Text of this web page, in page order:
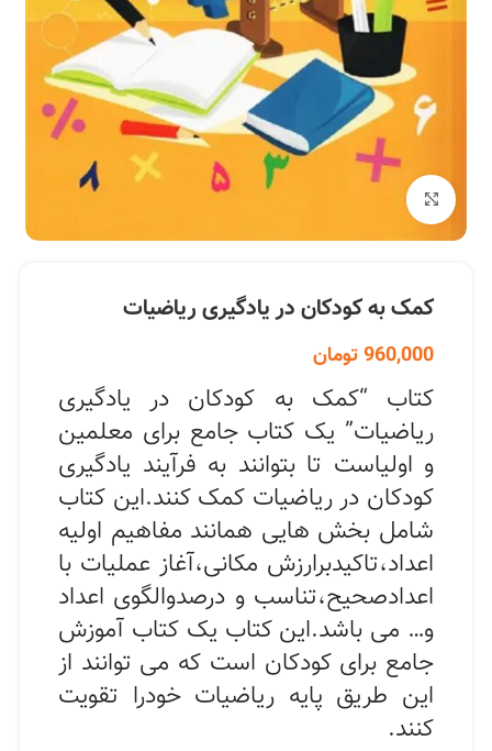
بزرگنمایی تصویر
کمک به کودکان در یادگیری ریاضیات
960,000تومان
کتاب “کمک به کودکان در یادگیری
ریاضیات” یک کتاب جامع برای معلمین
و اولیاست تا بتوانند به فرآیند یادگیری
کودکان در ریاضیات کمک کنند.این کتاب
شامل بخش هایی همانند مفاهیم اولیه
اعداد،تاکیدبرارزش مکانی،آغاز عملیات با
اعدادصحیح،تناسب و درصدوالگوی اعداد
و… می باشد.این کتاب یک کتاب آموزش
جامع برای کودکان است که می توانند از
این طریق پایه ریاضیات خودرا تقویت
کنند.